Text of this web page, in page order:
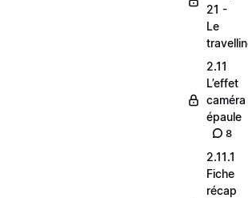
21 -
Le
2.11
L’effet
caméra
épaule
8
2.11.1
Fiche
récap